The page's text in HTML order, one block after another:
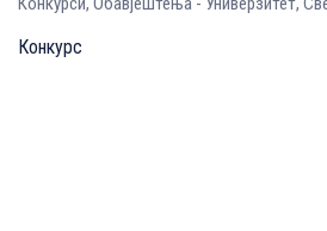
Конкурс